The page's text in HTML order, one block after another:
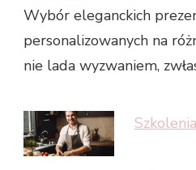
Wybór eleganckich
personalizowanych na
nie lada wyzwaniem,